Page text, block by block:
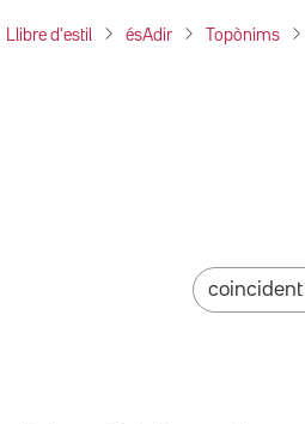
Llibre d'estil ésAdir Topònims